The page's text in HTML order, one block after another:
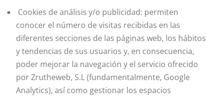
Cookies de análisis y/o publicidad: permiten
conocer el número de visitas recibidas en las
diferentes secciones de las páginas web, los hábitos
y tendencias de sus usuarios y, en consecuencia,
poder mejorar la navegación y el servicio ofrecido
por Zrutheweb, S.L (fundamentalmente, Google
Analytics), así como gestionar los espacios